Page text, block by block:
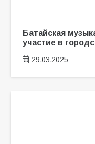
Батайская
участие в
29.03.2025